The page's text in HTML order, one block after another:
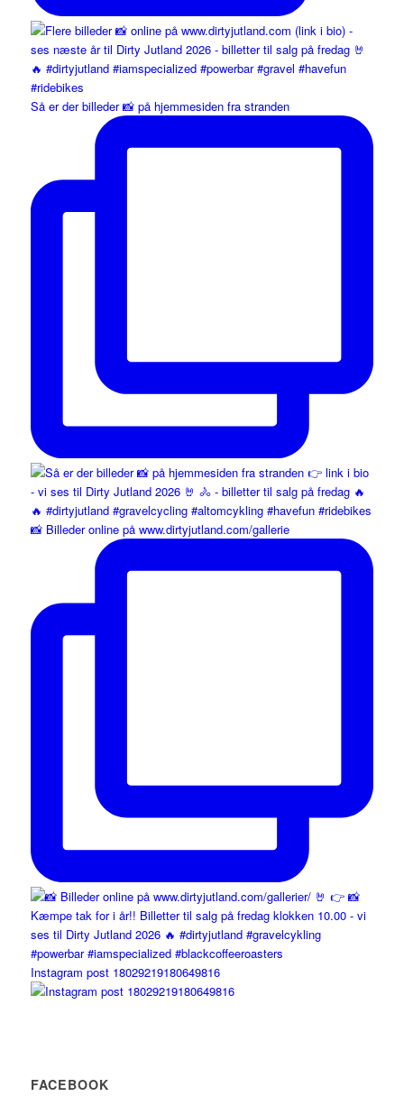
Så er der billeder 📸 på hjemmesiden fra stranden
📸 Billeder online på www.dirtyjutland.com/gallerie
Instagram post 18029219180649816
FACEBOOK